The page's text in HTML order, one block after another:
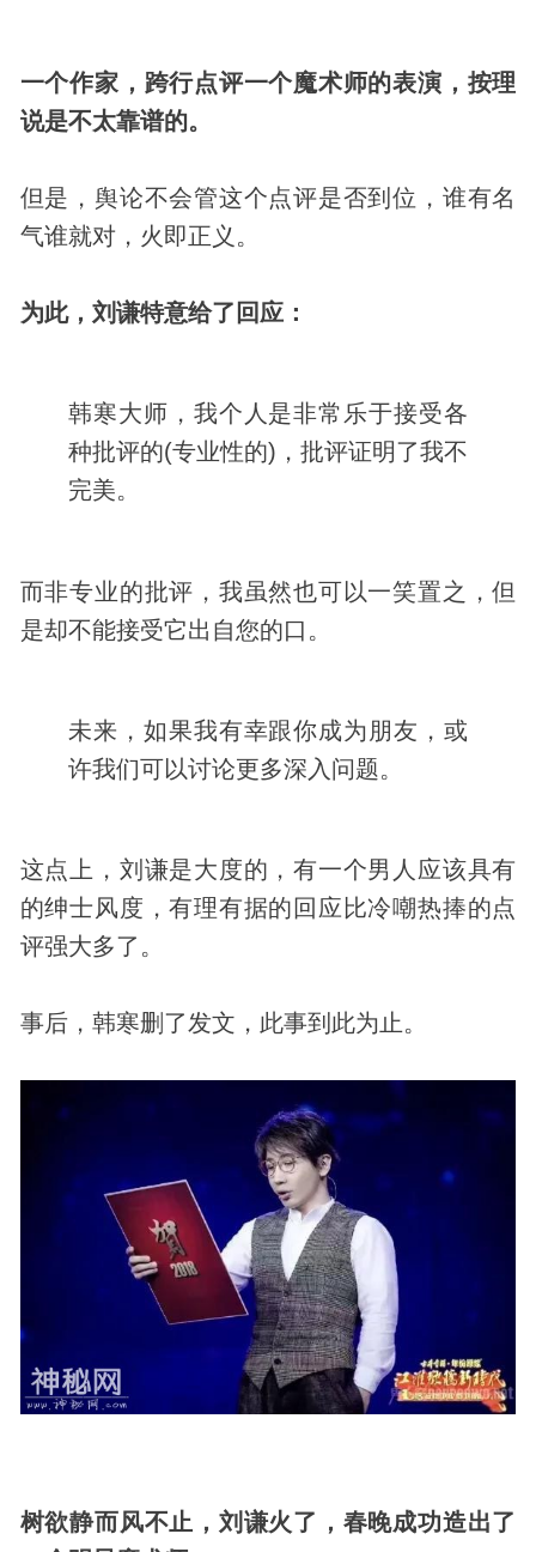
一个作家，跨行点评一个魔术师的表演，按理
说是不太靠谱的。
但是，舆论不会管这个点评是否到位，谁有名
气谁就对，火即正义。
为此，刘谦特意给了回应：
韩寒大师，我个人是非常乐于接受各
种批评的(专业性的)，批评证明了我不
完美。
而非专业的批评，我虽然也可以一笑置之，但
是却不能接受它出自您的口。
未来，如果我有幸跟你成为朋友，或
许我们可以讨论更多深入问题。
这点上，刘谦是大度的，有一个男人应该具有
的绅士风度，有理有据的回应比冷嘲热捧的点
评强大多了。
事后，韩寒删了发文，此事到此为止。
树欲静而风不止，刘谦火了，春晚成功造出了